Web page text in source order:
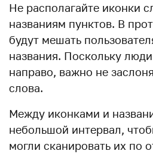
Не располагайте иконки
названиям пунктов. В
будут мешать
названия. Поскольку
направо, важно не
слова.
Между иконками и
небольшой интервал,
могли сканировать их по